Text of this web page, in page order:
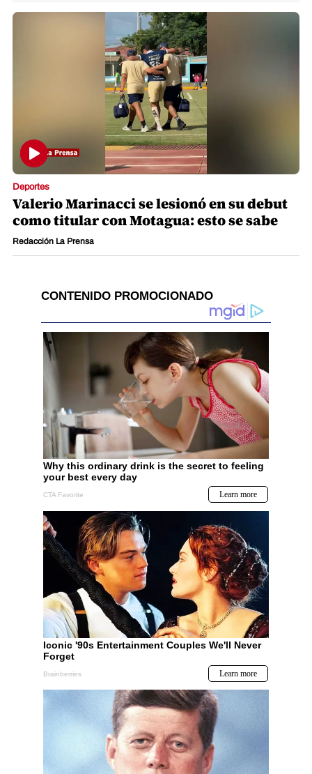
Deportes
Valerio Marinacci se lesionó en su debut
como titular con Motagua: esto se sabe
Redacción La Prensa